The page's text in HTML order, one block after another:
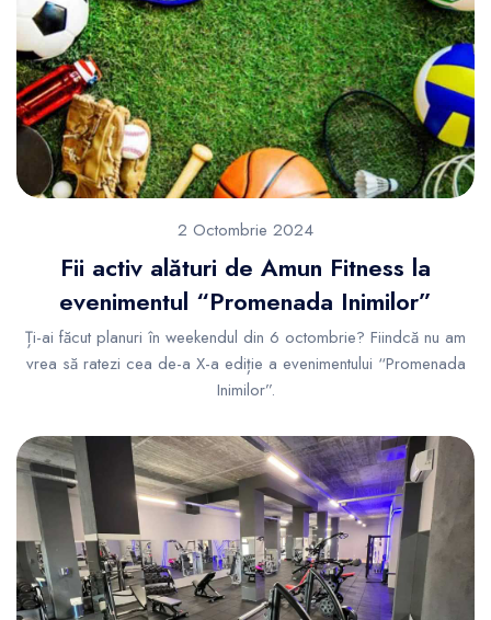
2 Octombrie 2024
Fii activ alături de Amun Fitness la
evenimentul “Promenada Inimilor”
Ți-ai făcut planuri în weekendul din 6 octombrie? Fiindcă nu am
vrea să ratezi cea de-a X-a ediție a evenimentului “Promenada
Inimilor”.